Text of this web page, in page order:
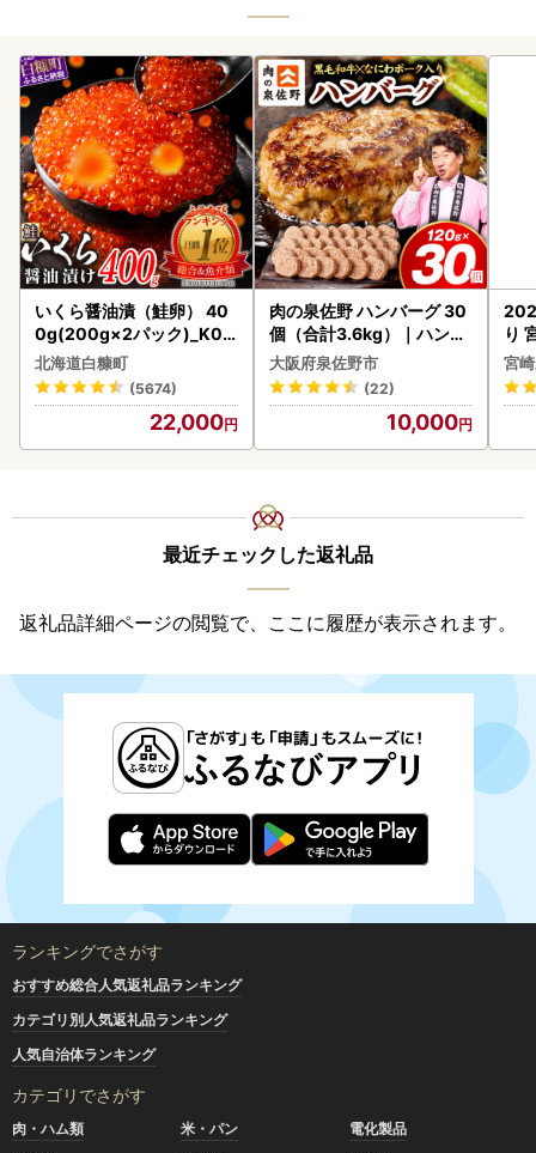
いくら醤油漬（鮭卵） 40
0g(200g×2パック)_K02
2-1676
北海道白糠町
(5674)
22,000
肉の泉佐野 ハンバーグ 30
個（合計3.6kg）｜ハンバ
ーグ 訳あり 黒毛和牛×なに
わポーク
大阪府泉佐野市
(22)
10,000
り
宮
最近チェックした返礼品
返礼品詳細ページの閲覧で、ここに履歴が表示されます。
ランキングでさがす
おすすめ総合人気返礼品ランキング
カテゴリ別人気返礼品ランキング
人気自治体ランキング
カテゴリでさがす
肉・ハム類 米・パン
電化製品